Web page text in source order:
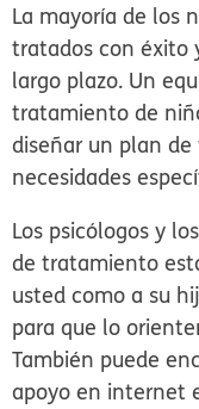
La mayoría de los
tratados con éxito
largo plazo. Un
tratamiento de
diseñar un plan
necesidades
Los psicólogos y
de tratamiento
usted como a su
para que lo
También puede
apoyo en internet